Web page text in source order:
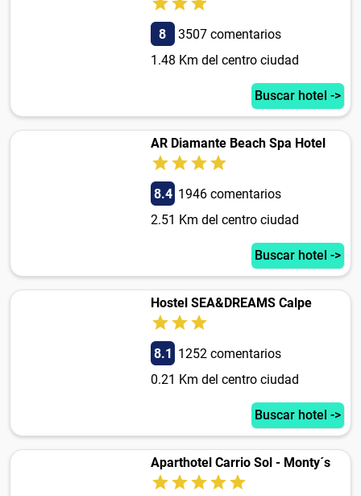
8
3507 comentarios
1.48 Km del centro ciudad
Buscar hotel ->
AR Diamante Beach Spa Hotel
8.4 1946 comentarios
2.51 Km del centro ciudad
Buscar hotel ->
Hostel SEA&DREAMS Calpe
8.1 1252 comentarios
0.21 Km del centro ciudad
Buscar hotel ->
Aparthotel Carrio Sol - Monty´s